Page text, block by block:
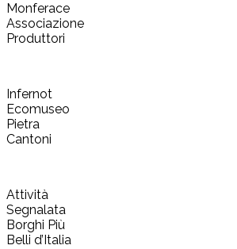
Monferace
Associazione
Produttori
Infernot
Ecomuseo
Pietra
Cantoni
Attività
Segnalata
Borghi Più
Belli d’Italia